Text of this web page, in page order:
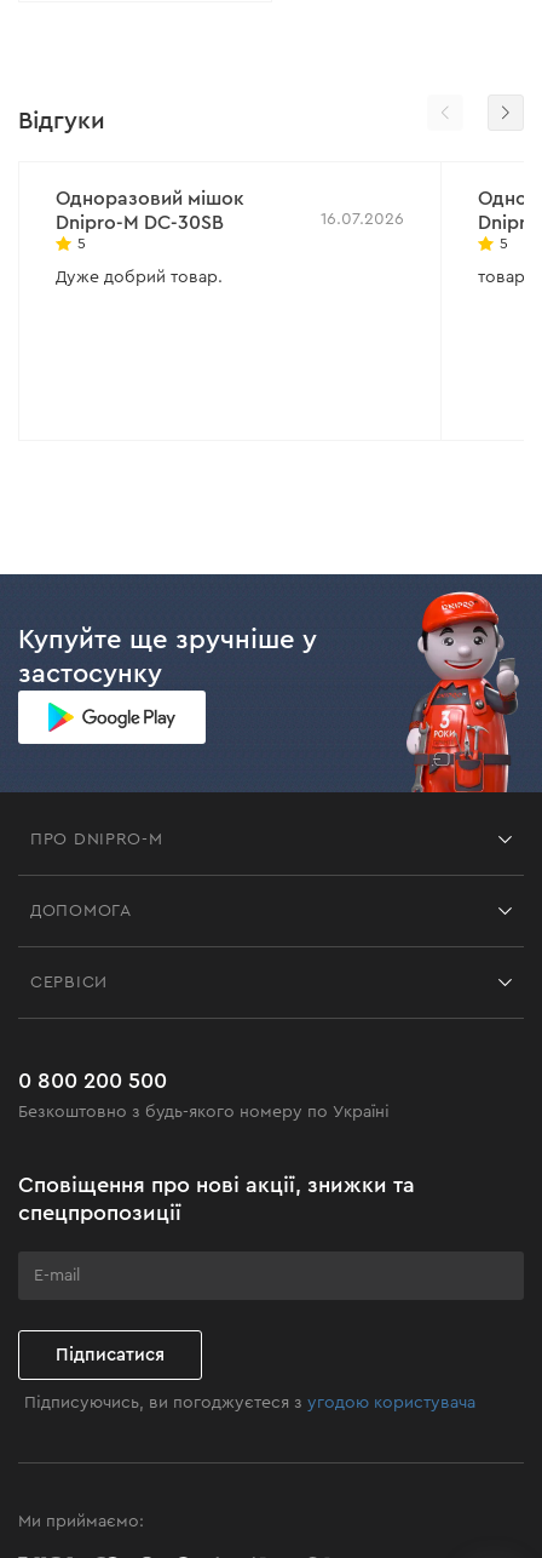
Відгуки
Одноразовий мішок
Dnipro-M DC-30SB
5
16.07.2026
Дуже добрий товар.
5
товар
Купуйте ще зручніше у
застосунку
ПРО DNIPRO-M
Відгуки
Чорна п'ятниця
Клуб майстерності
ДОПОМОГА
Поширені запитання
СЕРВІСИ
0 800 200 500
Безкоштовно з будь-якого номеру по Україні
Сповіщення про нові акції, знижки та
спецпропозиції
Підписатися
Підписуючись, ви погоджуєтеся зугодою користувача
Ми приймаємо: